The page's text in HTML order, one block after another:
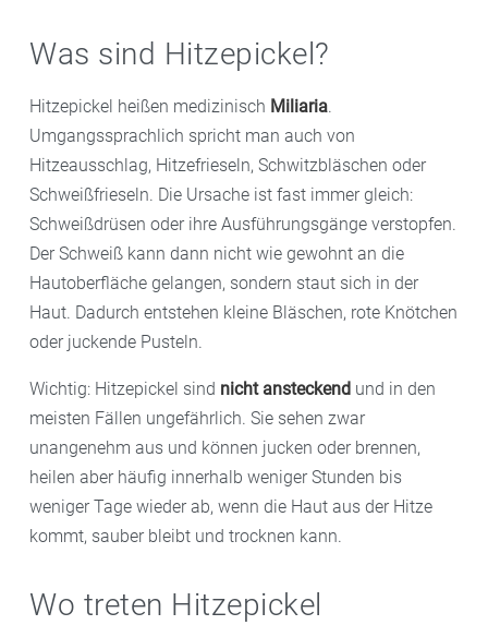
Was sind Hitzepickel?
Hitzepickel heißen medizinisch Miliaria.
Umgangssprachlich spricht man auch von
Hitzeausschlag, Hitzefrieseln, Schwitzbläschen oder
Schweißfrieseln. Die Ursache ist fast immer gleich:
Schweißdrüsen oder ihre Ausführungsgänge verstopfen.
Der Schweiß kann dann nicht wie gewohnt an die
Hautoberfläche gelangen, sondern staut sich in der
Haut. Dadurch entstehen kleine Bläschen, rote Knötchen
oder juckende Pusteln.
Wichtig: Hitzepickel sind nicht ansteckend und in den
meisten Fällen ungefährlich. Sie sehen zwar
unangenehm aus und können jucken oder brennen,
heilen aber häufig innerhalb weniger Stunden bis
weniger Tage wieder ab, wenn die Haut aus der Hitze
kommt, sauber bleibt und trocknen kann.
Wo treten Hitzepickel